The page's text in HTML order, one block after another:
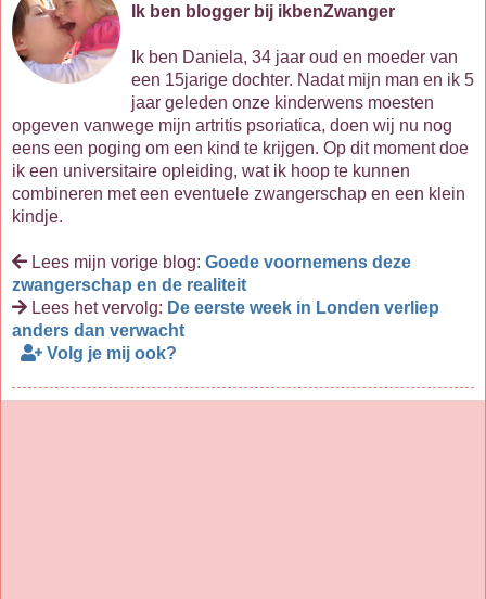
Ik ben blogger bij ikbenZwanger
Ik ben Daniela, 34 jaar oud en moeder van
een 15jarige dochter. Nadat mijn man en ik 5
jaar geleden onze kinderwens moesten
opgeven vanwege mijn artritis psoriatica, doen wij nu nog
eens een poging om een kind te krijgen. Op dit moment doe
ik een universitaire opleiding, wat ik hoop te kunnen
combineren met een eventuele zwangerschap en een klein
kindje.
Lees mijn vorige blog: Goede voornemens deze
zwangerschap en de realiteit
Lees het vervolg: De eerste week in Londen verliep
anders dan verwacht
Volg je mij ook?